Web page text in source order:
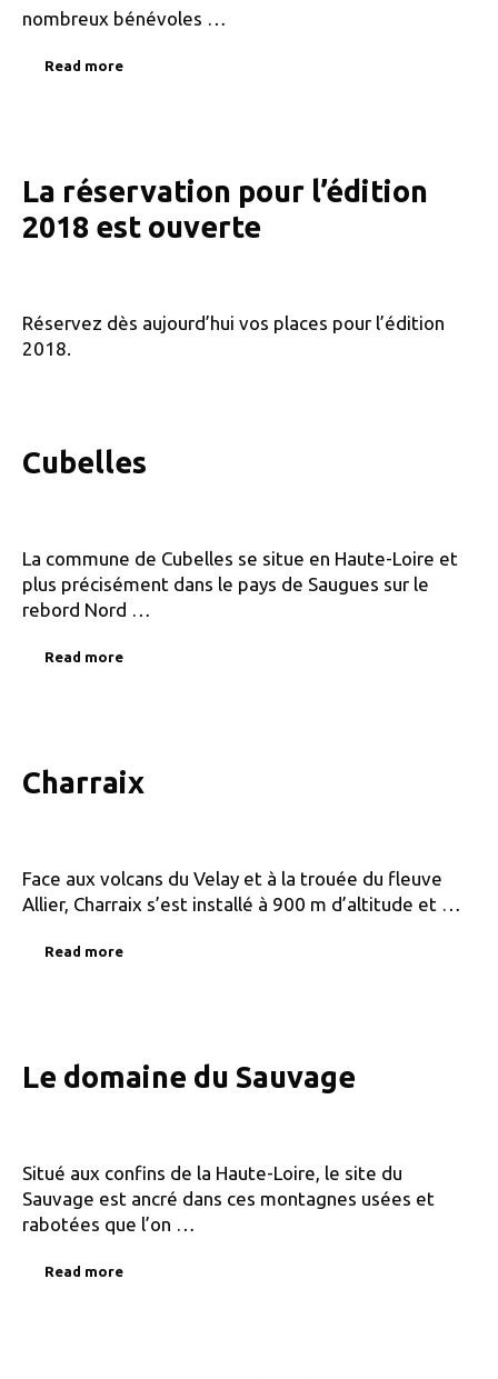
nombreux bénévoles …
Read more
La réservation pour l’édition
2018 est ouverte
Réservez dès aujourd’hui vos places pour l’édition
2018.
Cubelles
La commune de Cubelles se situe en Haute-Loire et
plus précisément dans le pays de Saugues sur le
rebord Nord …
Read more
Charraix
Face aux volcans du Velay et à la trouée du fleuve
Allier, Charraix s’est installé à 900 m d’altitude et …
Read more
Le domaine du Sauvage
Situé aux confins de la Haute-Loire, le site du
Sauvage est ancré dans ces montagnes usées et
rabotées que l’on …
Read more